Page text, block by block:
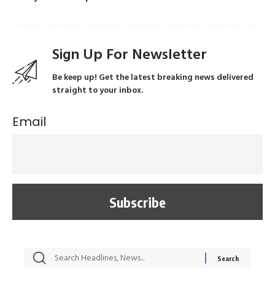
Sign Up For Newsletter
Be keep up! Get the latest breaking news delivered
straight to your inbox.
Email
सट्टेबाजी में अरेस्ट हुए
रोज एक कच्चे लहसुन